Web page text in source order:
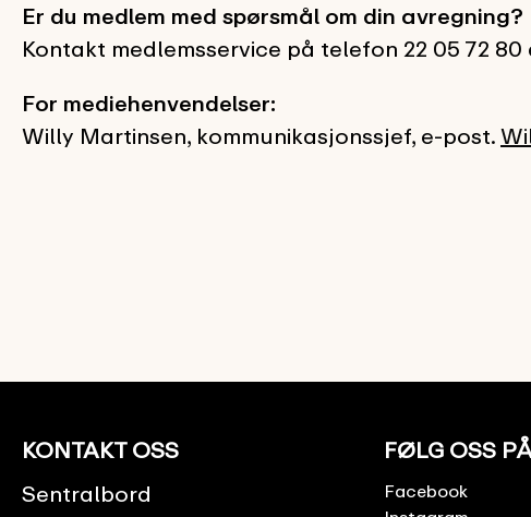
Er du medlem med spørsmål om din avregning?
Kontakt medlemsservice på telefon 22 05 72 80
For mediehenvendelser:
Willy Martinsen, kommunikasjonssjef, e-post.
KONTAKT OSS
Sentralbord
FØLG OSS
Facebook